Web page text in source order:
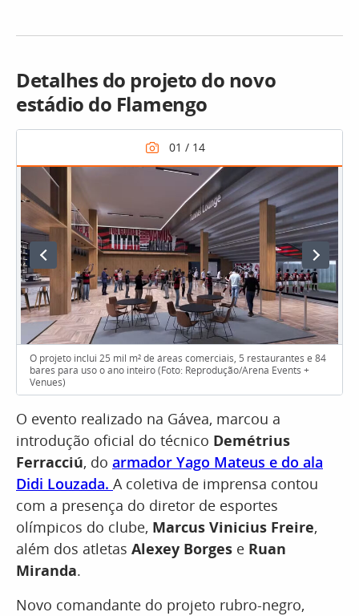
Detalhes do projeto do novo
estádio do Flamengo
O projeto inclui 25 mil m² de áreas comerciais, 5 restaurantes e 84
bares para uso o ano inteiro (Foto: Reprodução/Arena Events +
Venues)
O evento realizado na Gávea, marcou a
introdução oficial do técnico Demétrius
Ferracciú, do armador Yago Mateus e do ala
Didi Louzada. A coletiva de imprensa contou
com a presença do diretor de esportes
olímpicos do clube, Marcus Vinicius Freire,
além dos atletas Alexey Borges e Ruan
Miranda.
Novo comandante do projeto rubro-negro,